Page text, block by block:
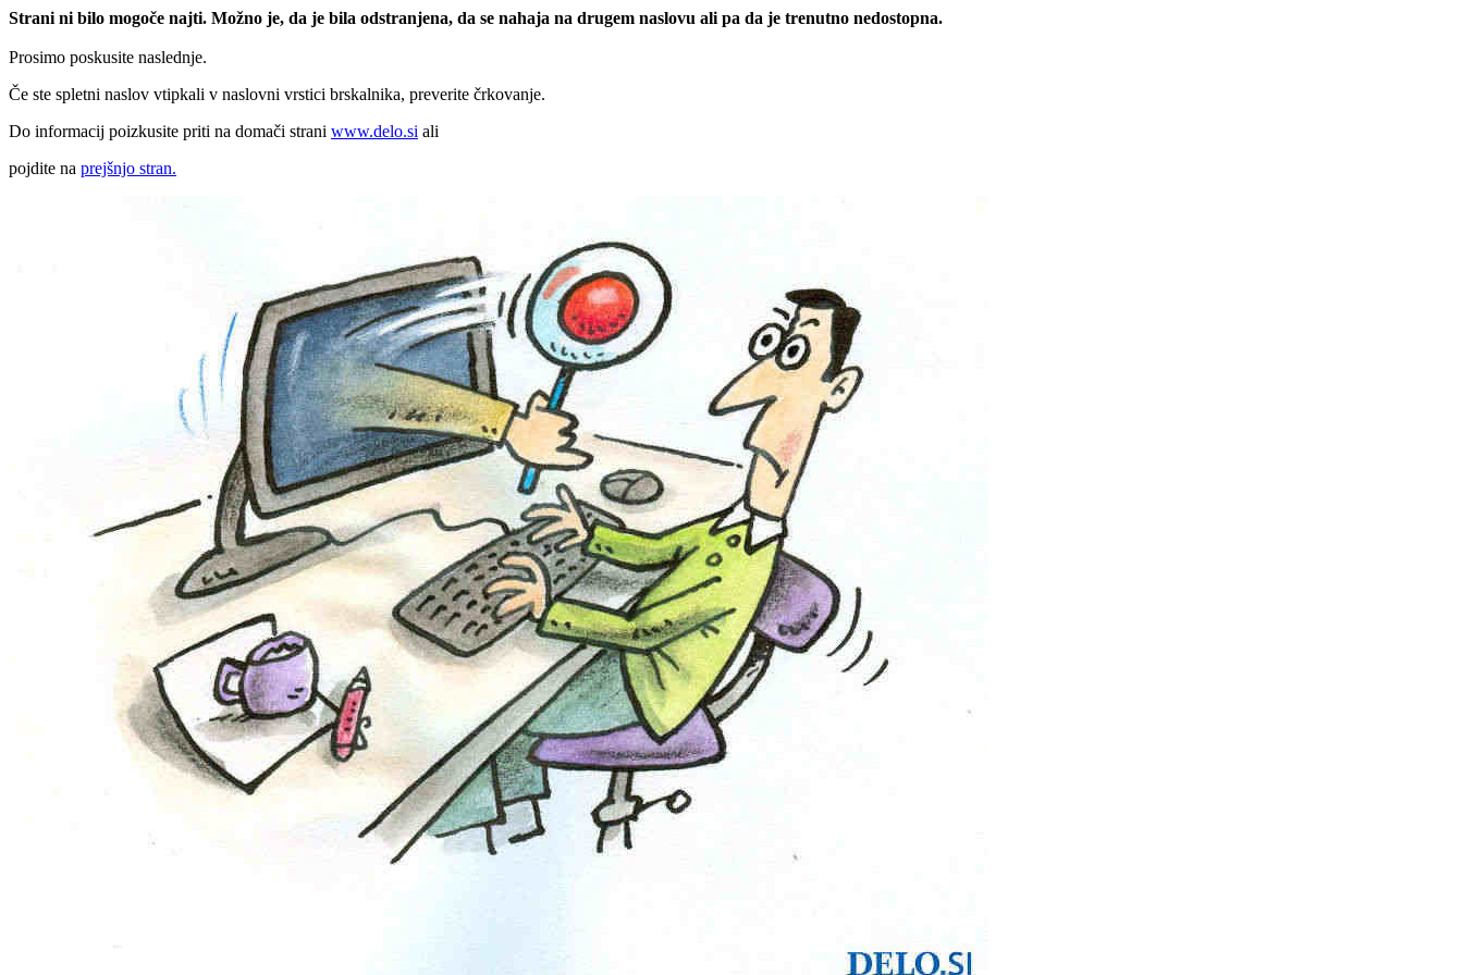
Strani ni bilo mogoče najti. Možno je, da je bila odstranjena, da se nahaja na drugem naslovu ali pa da je trenutno nedostopna.
Prosimo poskusite naslednje.
Če ste spletni naslov vtipkali v naslovni vrstici brskalnika, preverite črkovanje.
Do informacij poizkusite priti na domači strani www.delo.si ali
pojdite na prejšnjo stran.